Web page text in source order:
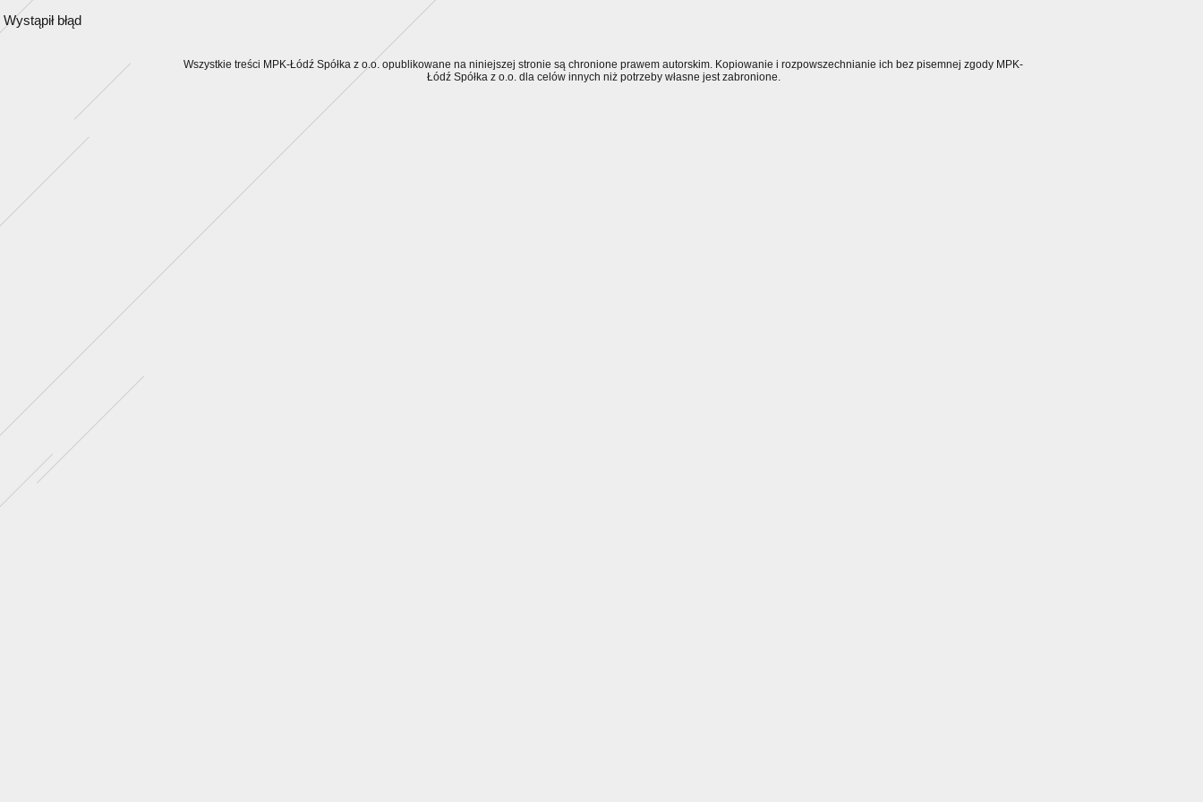
Wystąpił błąd
Wszystkie treści MPK-Łódź Spółka z o.o. opublikowane na niniejszej stronie są chronione prawem autorskim. Kopiowanie i rozpowszechnianie ich bez pisemnej zgody MPK-
Łódź Spółka z o.o. dla celów innych niż potrzeby własne jest zabronione.